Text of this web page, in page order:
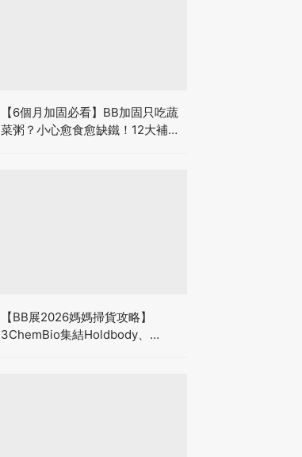
【6個月加固必看】BB加固只吃蔬
菜粥？小心愈食愈缺鐵！12大補鐵
【BB展2026媽媽掃貨攻略】
3ChemBio集結Holdbody、